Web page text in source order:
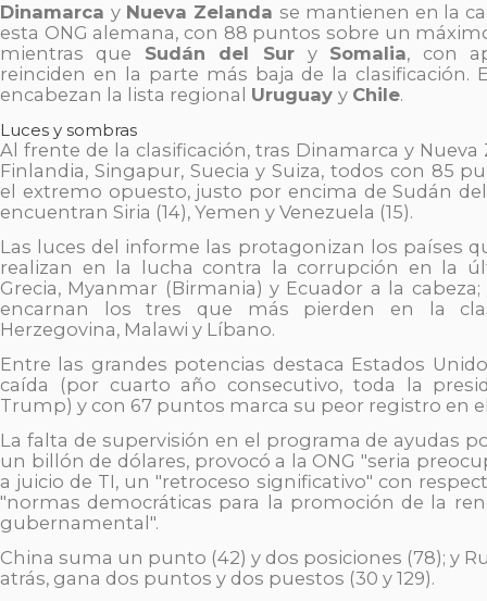
Dinamarca y Nueva Zelanda se mantienen en la
esta ONG alemana, con 88 puntos sobre un
mientras que Sudán del Sury Somalia, con
reinciden en la parte más baja de la clasificación.
encabezan la lista regional Uruguay y Chile.
Luces y sombras
Al frente de la clasificación, tras Dinamarca y Nueva
Finlandia, Singapur, Suecia y Suiza, todos con 85
el extremo opuesto, justo por encima de Sudán
encuentran Siria (14), Yemen y Venezuela (15).
Las luces del informe las protagonizan los países
realizan en la lucha contra la corrupción en la
Grecia, Myanmar (Birmania) y Ecuador a la
encarnan los tres que más pierden en la
Herzegovina, Malawi y Líbano.
Entre las grandes potencias destaca Estados
caída (por cuarto año consecutivo, toda la
Trump) y con 67 puntos marca su peor registro en el
La falta de supervisión en el programa de ayudas
un billón de dólares, provocó a la ONG "seria
a juicio de TI, un "retroceso significativo" con
"normas democráticas para la promoción de la
gubernamental".
China suma un punto (42) y dos posiciones (78); y
atrás, gana dos puntos y dos puestos (30 y 129).